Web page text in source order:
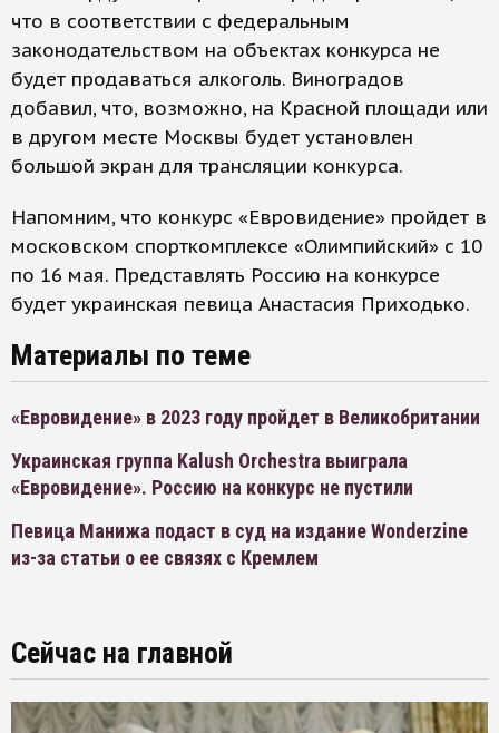
что в соответствии с федеральным
законодательством на объектах конкурса не
будет продаваться алкоголь. Виноградов
добавил, что, возможно, на Красной площади или
в другом месте Москвы будет установлен
большой экран для трансляции конкурса.
Напомним, что конкурс «Евровидение» пройдет в
московском спорткомплексе «Олимпийский» с 10
по 16 мая. Представлять Россию на конкурсе
будет украинская певица Анастасия Приходько.
Материалы по теме
«Евровидение» в 2023 году пройдет в Великобритании
Украинская группа Kalush Orchestra выиграла
«Евровидение». Россию на конкурс не пустили
Певица Манижа подаст в суд на издание Wonderzine
из-за статьи о ее связях с Кремлем
Сейчас на главной